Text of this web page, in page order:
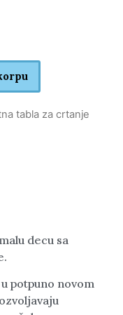
tabla za crtanje
decu sa
potpuno novom